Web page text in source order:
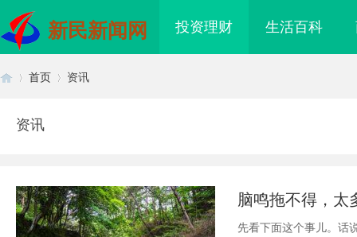
新民新闻网 投资理财 生活百科
首页 资讯
资讯
脑鸣拖不得，太
脑瓜才清静
先看下面这个事儿。话